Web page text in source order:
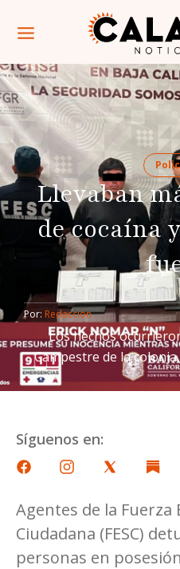
Llevaban
de cocaína
Por: Redacción
Los hechos
Campestre de la
Síguenos en:
Agentes de la Fuerza
Ciudadana (FESC)
personas en